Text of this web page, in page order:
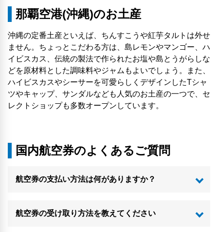
那覇空港(沖縄)のお土産
沖縄の定番土産といえば、ちんすこうや紅芋タルトは外せ
ません。ちょっとこだわる方は、島レモンやマンゴー、ハ
イビスカス、伝統の製法で作られたお塩や島とうがらしな
どを原材料とした調味料やジャムもよいでしょう。また、
ハイビスカスやシーサーを可愛らしくデザインしたTシャ
ツやキャップ、サンダルなども人気のお土産の一つで、セ
レクトショップも多数オープンしています。
国内航空券のよくあるご質問
航空券の支払い方法は何がありますか？
航空券の受け取り方法を教えてください